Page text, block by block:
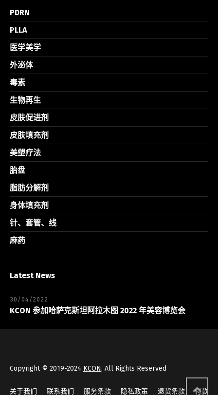
PDRN
PLLA
医学美学
外泌体
毒素
生物再生
皮肤促进剂
皮肤填充剂
美塑疗法
胎盘
脂肪分解剂
身体填充剂
针、套管、线
麻药
Latest News
30/04/2022
KCON 参加哈萨克斯坦阿拉木图 2022 年美容博览会
Copyright © 2019-2024 KCON, All Rights Reserved
关于我们 联系我们 服务条款 隐私政策 退货条款 付款